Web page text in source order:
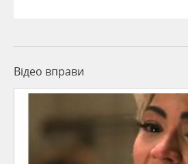
Відео вправи